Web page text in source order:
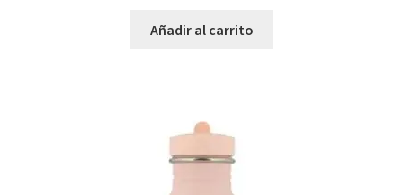
originalactual
Añadir al carrito